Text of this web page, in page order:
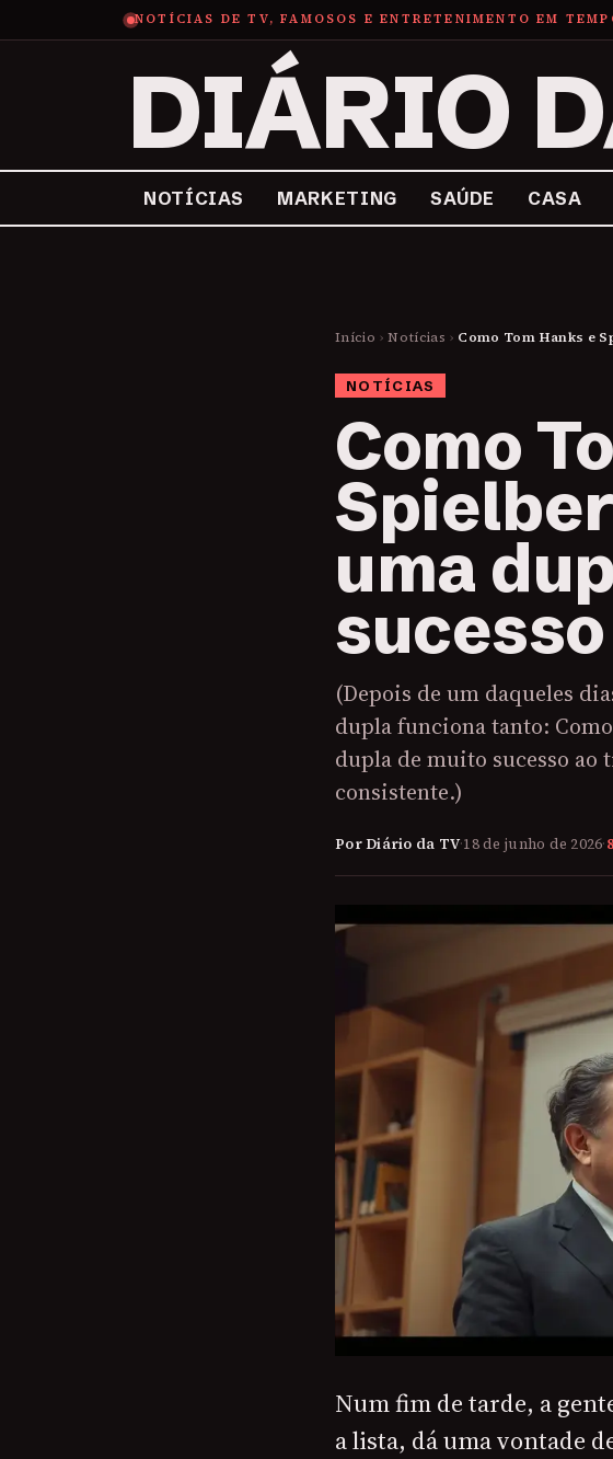
NOTÍCIAS DE TV, FAMOSOS E ENTRETENIMENTO EM
DIÁRIO
NOTÍCIAS MARKETING SAÚDE CASA
Início › Notícias › Como Tom Hanks e
NOTÍCIAS
Como
uma
sucesso
(Depois de um daqueles
dupla funciona tanto:
dupla de muito sucesso
consistente.)
Por Diário da TV·18 de junho de 2026·
Num fim de tarde, a
a lista, dá uma vontade